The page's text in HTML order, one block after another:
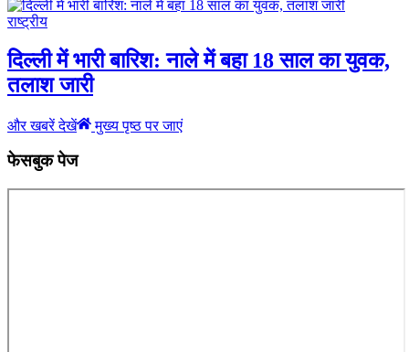
राष्ट्रीय
दिल्ली में भारी बारिश: नाले में बहा 18 साल का युवक,
तलाश जारी
और खबरें देखें मुख्य पृष्ठ पर जाएं
फेसबुक पेज